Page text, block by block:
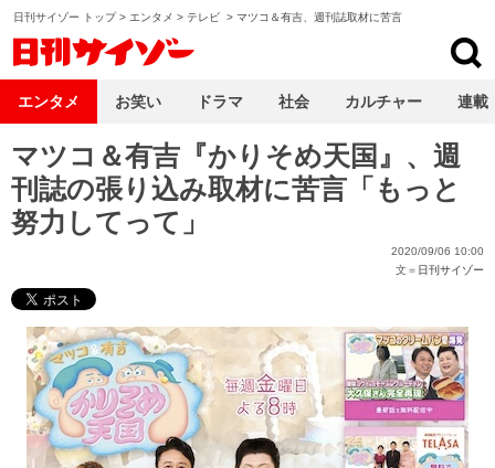
日刊サイゾー トップ> エンタメ > テレビ > マツコ＆有吉、週刊誌取材に苦言
マツコ＆有吉『かりそめ天国』、週
刊誌の張り込み取材に苦言「もっと
努力してって」
2020/09/06 10:00
文＝ 日刊サイゾー
エンタメ お笑い ドラマ 社会 カルチャー 連載